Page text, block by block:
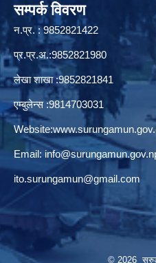
सम्पर्क विवरण
न.प्र. : 9852821422
प्र.प्र.अ.:9852821980
लेखा शाखा :9852821841
एम्बुलेन्स :9814703031
Website:
Email:
ito.surungamun@gmail.com
© 2026